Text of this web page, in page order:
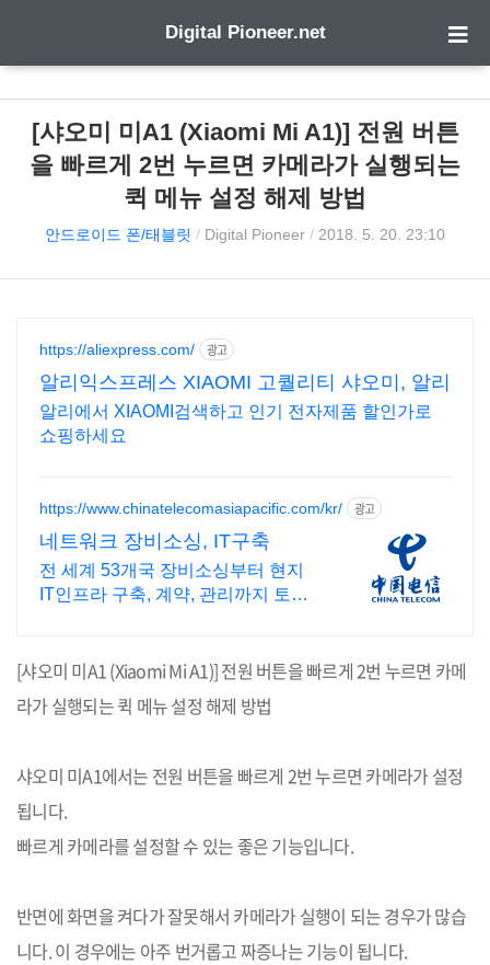
Digital Pioneer.net
[샤오미 미A1 (Xiaomi Mi A1)] 전원 버튼
을 빠르게 2번 누르면 카메라가 실행되는
퀵 메뉴 설정 해제 방법
안드로이드 폰/태블릿 / Digital Pioneer / 2018. 5. 20. 23:10
https://aliexpress.com/ 광고
알리익스프레스 XIAOMI 고퀄리티 샤오미, 알리
알리에서 XIAOMI검색하고 인기 전자제품 할인가로
쇼핑하세요
https://www.chinatelecomasiapacific.com/kr/ 광고
네트워크 장비소싱, IT구축
전 세계 53개국 장비소싱부터 현지
IT인프라 구축, 계약, 관리까지 토탈
[샤오미 미A1 (Xiaomi Mi A1)]전원 버튼을 빠르게2번 누르면 카메
라가 실행되는 퀵 메뉴 설정 해제 방법
샤오미 미A1에서는 전원 버튼을 빠르게 2번 누르면 카메라가 설정
됩니다.
빠르게 카메라를 설정할 수 있는 좋은 기능입니다.
반면에 화면을 켜다가 잘못해서 카메라가 실행이 되는 경우가 많습
니다.이 경우에는 아주 번거롭고 짜증나는 기능이 됩니다.